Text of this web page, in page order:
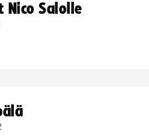
Nico Salolle